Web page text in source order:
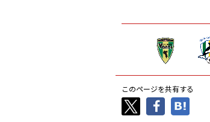
このページを共有する